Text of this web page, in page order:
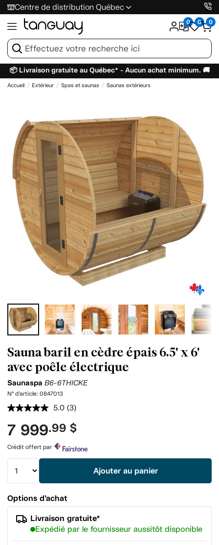
Centre de distribution Québec
0 0 0
📦 Livraison gratuite au Québec* - Aucun achat minimum. 🚚
Accueil Extérieur Spas et saunas Saunas extérieurs
Sauna baril en cèdre épais 6.5' x 6'
avec poêle électrique
Saunaspa B6-6THICKE
N° d'article: 0847013
5.0 Lire
3
commentaires.
vers
la
(3)
7 999.99 $
Crédit offert par
Ajouter au panier
Options d’achat
Livraison gratuite*
Expédié par le fournisseur aussitôt disponible